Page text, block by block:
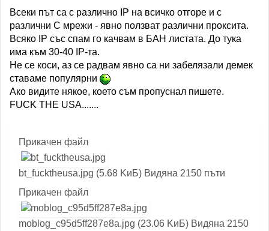
Всеки път са с различно IP на всичко отгоре и с
различни C мрежи - явно ползват различни проксита.
Всяко IP със спам го качвам в БАН листата. До тука
има към 30-40 IP-та.
Не се коси, аз се радвам явно са ни забелязали демек
ставаме популярни
Ако видите някое, което съм пропуснал пишете.
FUCK THE USA.......
Прикачен файл
bt_fucktheusa.jpg (5.68 KиБ) Видяна 2150 пъти
Прикачен файл
moblog_c95d5ff287e8a.jpg (23.06 KиБ) Видяна 2150